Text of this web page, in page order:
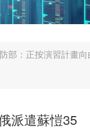
部：正按演習計畫
派遣蘇愷35